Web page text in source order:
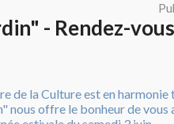
- Rendez-